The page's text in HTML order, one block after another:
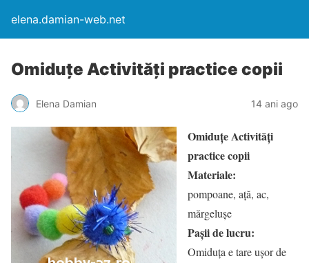
elena.damian-web.net
Omiduțe Activități practice copii
Elena Damian 14 ani ago
Omiduțe Activități
practice copii
Materiale:
pompoane, ață, ac,
mărgelușe
Pașii de lucru:
Omiduța e tare ușor de